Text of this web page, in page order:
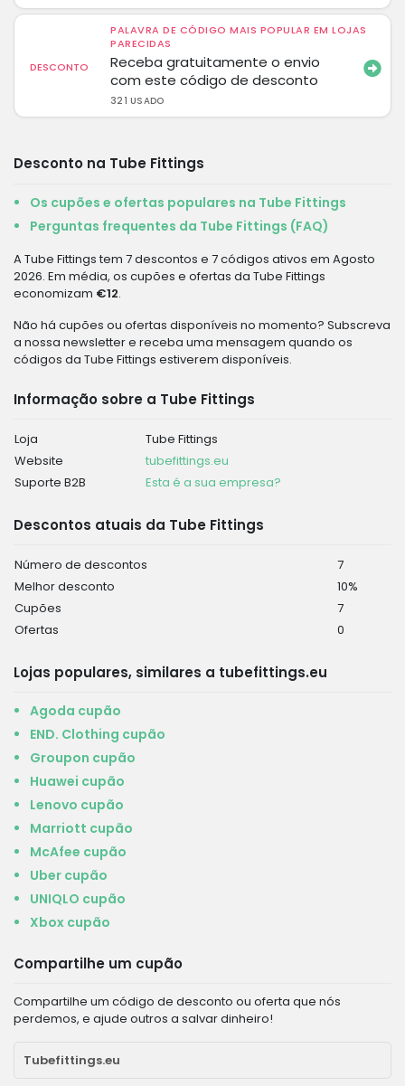
DESCONTO
PALAVRA DE CÓDIGO MAIS POPULAR EM LOJAS
PARECIDAS
Receba gratuitamente o envio
com este código de desconto
321 USADO
Desconto na Tube Fittings
Os cupões e ofertas populares na Tube Fittings
Perguntas frequentes da Tube Fittings (FAQ)
A Tube Fittings tem 7 descontos e 7 códigos ativos em Agosto
2026. Em média, os cupões e ofertas da Tube Fittings
economizam €12.
Não há cupões ou ofertas disponíveis no momento? Subscreva
a nossa newsletter e receba uma mensagem quando os
códigos da Tube Fittings estiverem disponíveis.
Informação sobre a Tube Fittings
Loja
Tube Fittings
Website
tubefittings.eu
Suporte B2B
Esta é a sua empresa?
Descontos atuais da Tube Fittings
Número de descontos
7
Melhor desconto
10%
Cupões
7
Ofertas
0
Lojas populares, similares a tubefittings.eu
Agoda cupão
END. Clothing cupão
Groupon cupão
Huawei cupão
Lenovo cupão
Marriott cupão
McAfee cupão
Uber cupão
UNIQLO cupão
Xbox cupão
Compartilhe um cupão
Compartilhe um código de desconto ou oferta que nós
perdemos, e ajude outros a salvar dinheiro!